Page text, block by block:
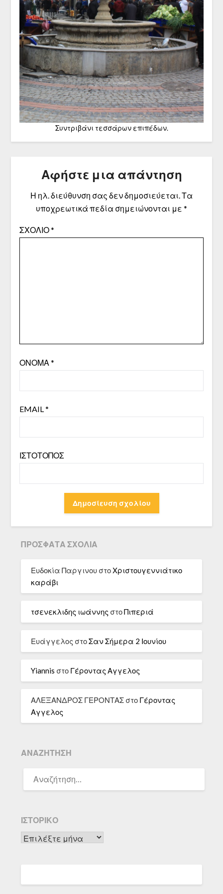
Συντριβάνι τεσσάρων επιπέδων.
Αφήστε μια απάντηση
Η ηλ. διεύθυνση σας δεν δημοσιεύεται. Τα
υποχρεωτικά πεδία σημειώνονται με *
ΣΧΌΛΙΟ*
ΌΝΟΜΑ *
EMAIL *
ΙΣΤΌΤΟΠΟΣ
ΠΡΌΣΦΑΤΑ ΣΧΌΛΙΑ
Ευδοκία Παργινου στοΧριστουγεννιάτικο
καράβι
τσενεκλιδης ιωάννης στοΠιπεριά
Ευάγγελος στοΣαν Σήμερα 2 Ιουνίου
Yiannis στο Γέροντας Αγγελος
ΑΛΕΞΑΝΔΡΟΣ ΓΕΡΟΝΤΑΣ στο Γέροντας
Αγγελος
ΑΝΑΖΉΤΗΣΗ
ΓΙΑ:
ΙΣΤΟΡΙΚΌ
Ιστορικό